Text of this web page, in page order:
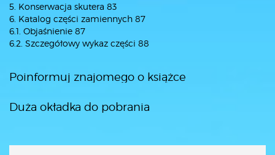
5. Konserwacja skutera 83
6. Katalog części zamiennych 87
6.1. Objaśnienie 87
6.2. Szczegółowy wykaz części 88
Poinformuj znajomego o książce
Duża okładka do pobrania